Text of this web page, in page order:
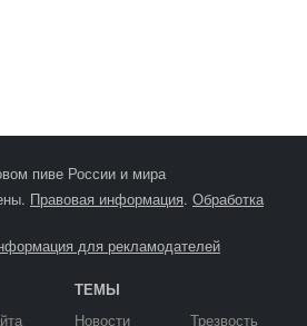
пиве России и мира
Правовая информация. Обработка
для рекламодателей
ТЕМЫ
Новости Трезвость